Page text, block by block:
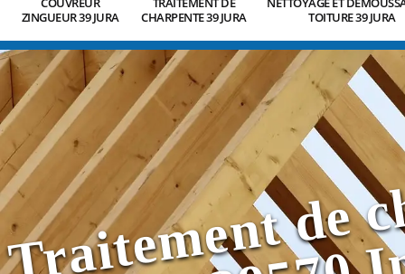
ZINGUEUR 39 JURA
CHARPENTE 39 JURA
TOITURE 39 JURA